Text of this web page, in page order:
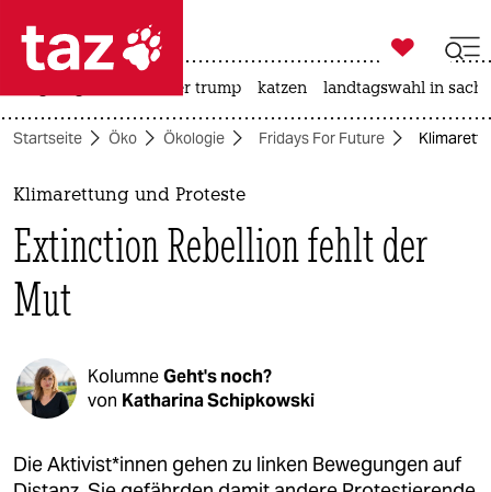
 taz zahl ich
taz zahl ich
themen
politik
öko
kultur

taz zahl ich
usa unter trump katzen landtagswahl in
Startseite Öko Ökologie Fridays For Future
Klimarettung und Proteste
Extinction Rebellion fehlt der
Mut
KolumneGeht's noch?
von Katharina Schipkowski
Die Aktivist*innen gehen zu linken Bewegungen auf